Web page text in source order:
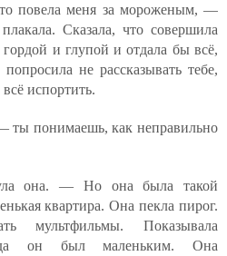
повела меня за мороженым, —
Сказала, что совершила
и глупой и отдала бы всё,
не рассказывать тебе,
испортить.
понимаешь, как неправильно
она. — Но она была такой
квартира. Она пекла пирог.
мультфильмы. Показывала
он был маленьким. Она